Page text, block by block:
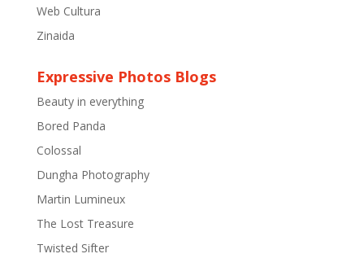
Web Cultura
Zinaida
Expressive Photos Blogs
Beauty in everything
Bored Panda
Colossal
Dungha Photography
Martin Lumineux
The Lost Treasure
Twisted Sifter